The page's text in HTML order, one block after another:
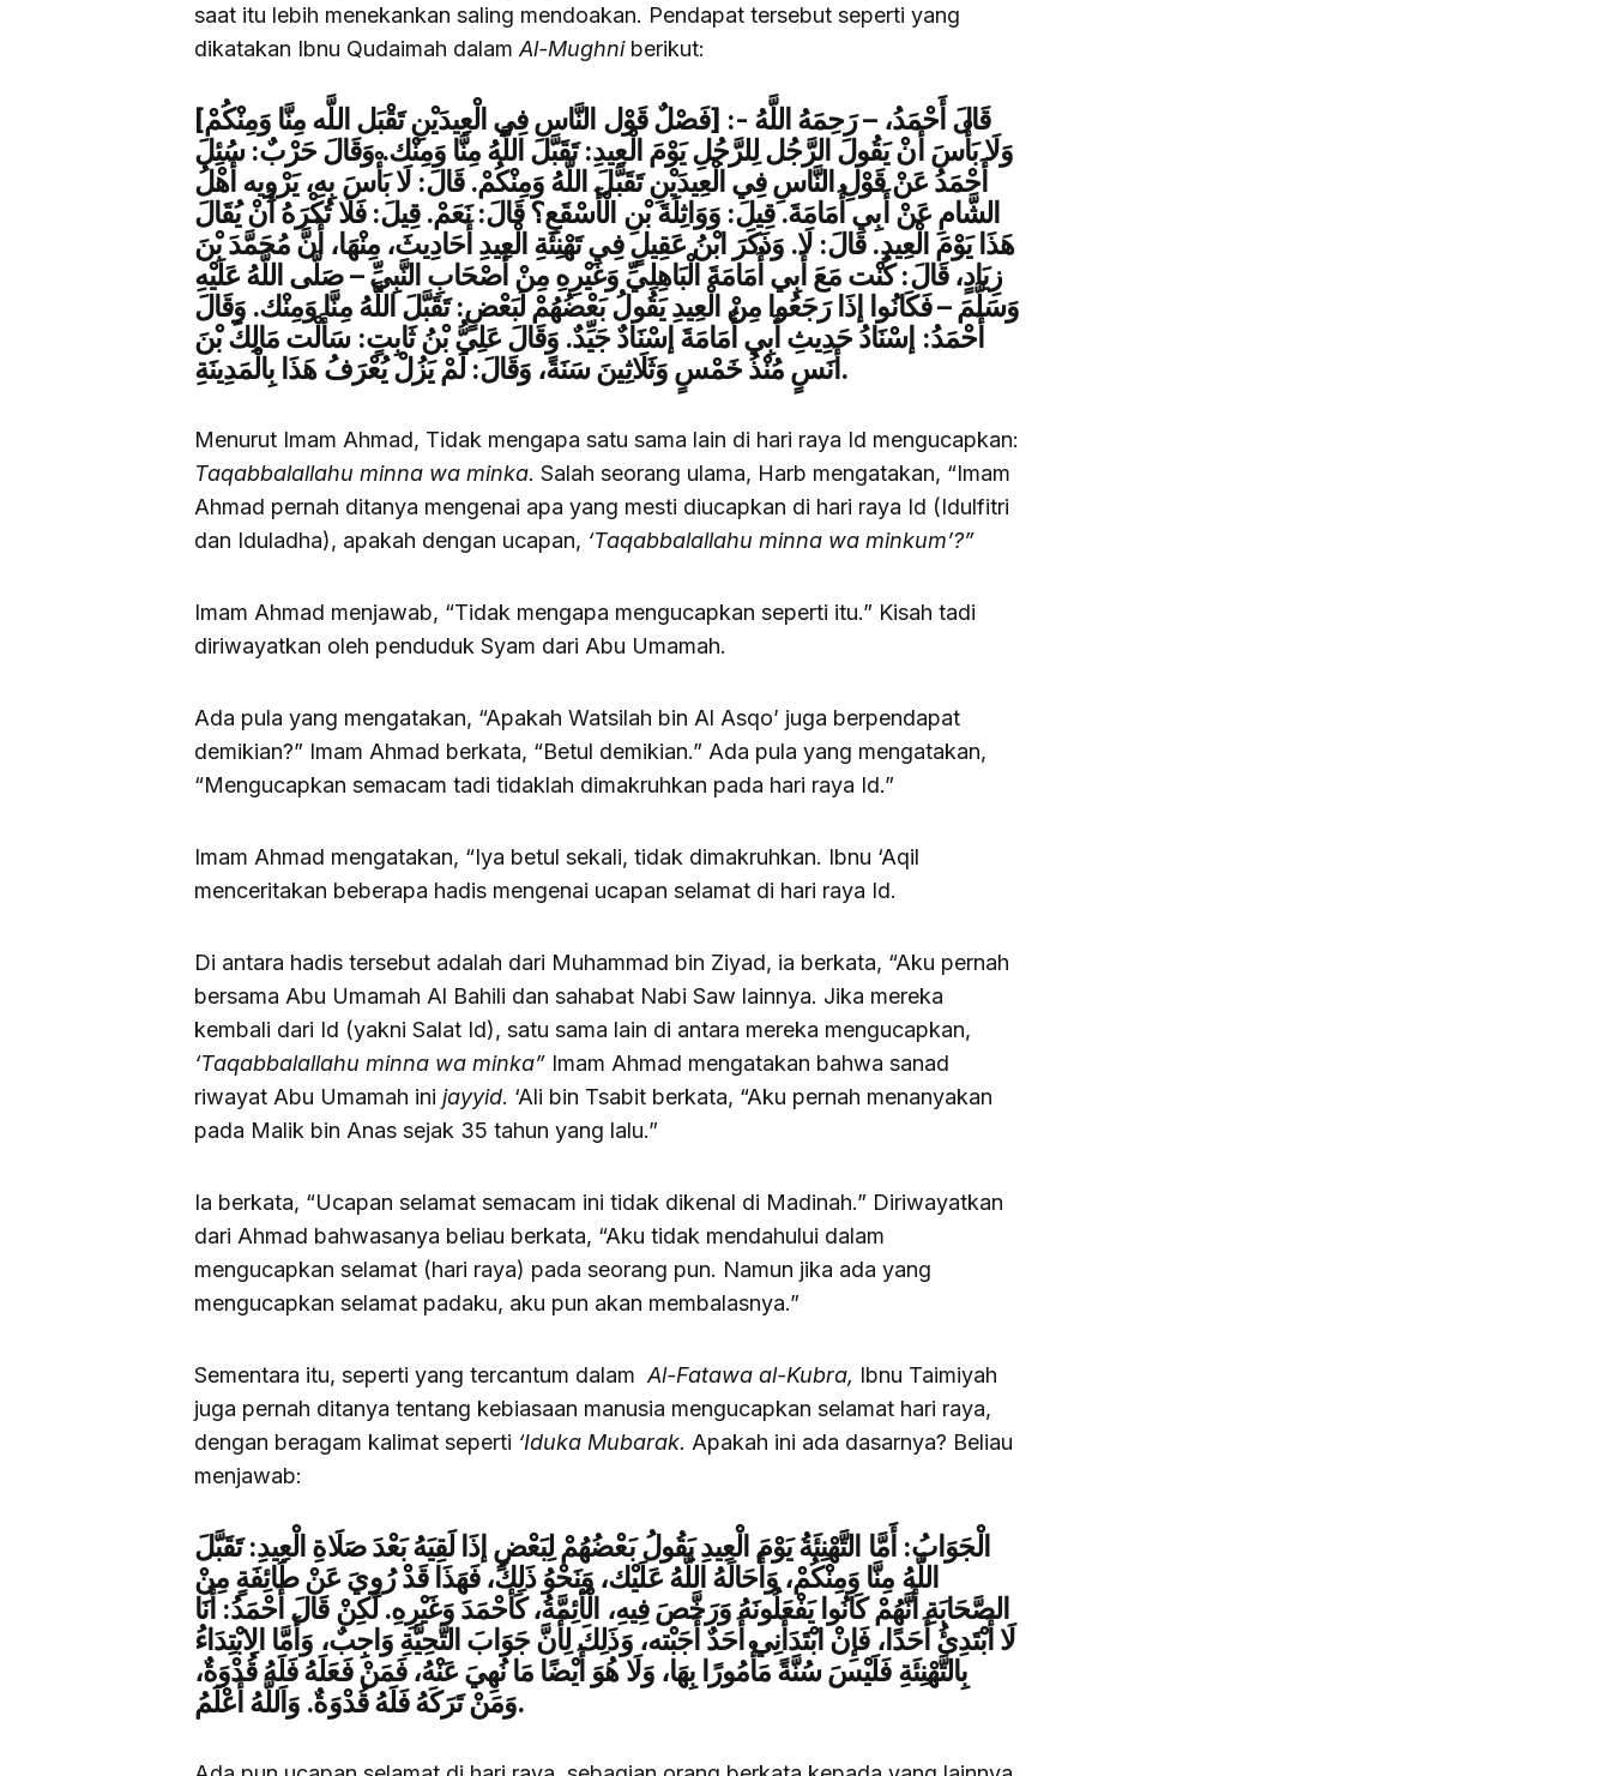
saat itu lebih menekankan saling mendoakan. Pendapat tersebut seperti yang
dikatakan Ibnu Qudaimah dalam Al-Mughniberikut:
[فَصْلٌ قَوْل النَّاس فِي الْعِيدَيْنِ تَقْبَل اللَّه مِنَّا وَمِنْكُمْ] قَالَ أَحْمَدُ، – رَحِمَهُ اللَّهُ -:
وَلَا بَأْسَ أَنْ يَقُولَ الرَّجُل لِلرَّجُلِ يَوْمَ الْعِيدِ: تَقَبَّلَ اللَّهُ مِنَّا وَمِنْك. وَقَالَ حَرْبٌ: سُئِلَ
أَحْمَدُ عَنْ قَوْلِ النَّاسِ فِي الْعِيدَيْنِ تَقَبَّلَ اللَّهُ وَمِنْكُمْ. قَالَ: لَا بَأْسَ بِهِ، يَرْوِيه أَهْلُ
الشَّامِ عَنْ أَبِي أُمَامَةَ. قِيلَ: وَوَاثِلَةَ بْنِ الْأَسْقَعِ؟ قَالَ: نَعَمْ. قِيلَ: فَلَا تُكْرَهُ أَنْ يُقَالَ
هَذَا يَوْمَ الْعِيدِ. قَالَ: لَا. وَذَكَرَ ابْنُ عَقِيلٍ فِي تَهْنِئَةِ الْعِيدِ أَحَادِيثَ، مِنْهَا، أَنَّ مُحَمَّدَ بْنَ
زِيَادٍ، قَالَ: كُنْت مَعَ أَبِي أُمَامَةَ الْبَاهِلِيِّ وَغَيْرِهِ مِنْ أَصْحَابِ النَّبِيِّ – صَلَّى اللَّهُ عَلَيْهِ
وَسَلَّمَ – فَكَانُوا إذَا رَجَعُوا مِنْ الْعِيدِ يَقُولُ بَعْضُهُمْ لَبَعْضٍ: تَقَبَّلَ اللَّهُ مِنَّا وَمِنْك. وَقَالَ
أَحْمَدُ: إسْنَادُ حَدِيثِ أَبِي أُمَامَةَ إسْنَادٌ جَيِّدٌ. وَقَالَ عَلِيُّ بْنُ ثَابِتٍ: سَأَلْت مَالِكَ بْنَ
أَنَسٍ مُنْذُ خَمْسٍ وَثَلَاثِينَ سَنَةً، وَقَالَ: لَمْ يَزُلْ يُعْرَفُ هَذَا بِالْمَدِينَةِ.
Menurut Imam Ahmad, Tidak mengapa satu sama lain di hari raya Id mengucapkan:
Taqabbalallahu minna wa minka. Salah seorang ulama, Harb mengatakan, “Imam
Ahmad pernah ditanya mengenai apa yang mesti diucapkan di hari raya Id (Idulfitri
dan Iduladha), apakah dengan ucapan, ‘Taqabbalallahu minna wa minkum’?”
Imam Ahmad menjawab, “Tidak mengapa mengucapkan seperti itu.” Kisah tadi
diriwayatkan oleh penduduk Syam dari Abu Umamah.
Ada pula yang mengatakan, “Apakah Watsilah bin Al Asqo’ juga berpendapat
demikian?” Imam Ahmad berkata, “Betul demikian.” Ada pula yang mengatakan,
“Mengucapkan semacam tadi tidaklah dimakruhkan pada hari raya Id.”
Imam Ahmad mengatakan, “Iya betul sekali, tidak dimakruhkan. Ibnu ‘Aqil
menceritakan beberapa hadis mengenai ucapan selamat di hari raya Id.
Di antara hadis tersebut adalah dari Muhammad bin Ziyad, ia berkata, “Aku pernah
bersama Abu Umamah Al Bahili dan sahabat Nabi Saw lainnya. Jika mereka
kembali dari Id (yakni Salat Id), satu sama lain di antara mereka mengucapkan,
‘Taqabbalallahu minna wa minka” Imam Ahmad mengatakan bahwa sanad
riwayat Abu Umamah ini jayyid. ‘Ali bin Tsabit berkata, “Aku pernah menanyakan
pada Malik bin Anas sejak 35 tahun yang lalu.”
Ia berkata, “Ucapan selamat semacam ini tidak dikenal di Madinah.” Diriwayatkan
dari Ahmad bahwasanya beliau berkata, “Aku tidak mendahului dalam
mengucapkan selamat (hari raya) pada seorang pun. Namun jika ada yang
mengucapkan selamat padaku, aku pun akan membalasnya.”
Sementara itu, seperti yang tercantum dalam Al-Fatawa al-Kubra, Ibnu Taimiyah
juga pernah ditanya tentang kebiasaan manusia mengucapkan selamat hari raya,
dengan beragam kalimat seperti ‘Iduka Mubarak. Apakah ini ada dasarnya? Beliau
menjawab:
الْجَوَابُ: أَمَّا التَّهْنِئَةُ يَوْمَ الْعِيدِ يَقُولُ بَعْضُهُمْ لِبَعْضٍ إذَا لَقِيَهُ بَعْدَ صَلَاةِ الْعِيدِ: تَقَبَّلَ
اللَّهُ مِنَّا وَمِنْكُمْ، وَأَحَالَهُ اللَّهُ عَلَيْك، وَنَحْوُ ذَلِكَ، فَهَذَا قَدْ رُوِيَ عَنْ طَائِفَةٍ مِنْ
الصَّحَابَةِ أَنَّهُمْ كَانُوا يَفْعَلُونَهُ وَرَخَّصَ فِيهِ، الْأَئِمَّةُ، كَأَحْمَدَ وَغَيْرِهِ. لَكِنْ قَالَ أَحْمَدُ: أَنَا
لَا أَبْتَدِئُ أَحَدًا، فَإِنْ ابْتَدَأَنِي أَحَدٌ أَجَبْته، وَذَلِكَ لِأَنَّ جَوَابَ التَّحِيَّةِ وَاجِبٌ، وَأَمَّا الِابْتِدَاءُ
بِالتَّهْنِئَةِ فَلَيْسَ سُنَّةً مَأْمُورًا بِهَا، وَلَا هُوَ أَيْضًا مَا نُهِيَ عَنْهُ، فَمَنْ فَعَلَهُ فَلَهُ قُدْوَةٌ،
وَمَنْ تَرَكَهُ فَلَهُ قُدْوَةٌ. وَاَللَّهُ أَعْلَمُ.